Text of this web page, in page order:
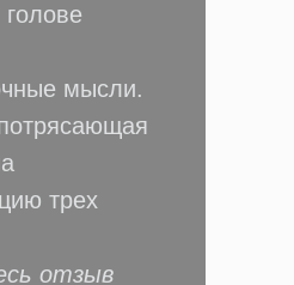
мысли.
трех
отзыв